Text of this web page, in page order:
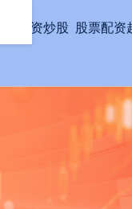
线上配资炒股 股票配资